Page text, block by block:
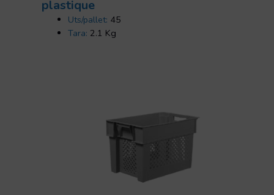
plastique
Uts/pallet: 45
Tara: 2.1 Kg